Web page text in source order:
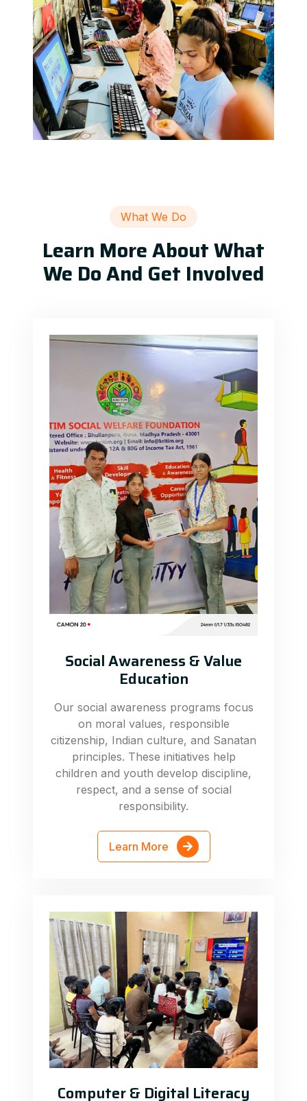
What We Do
Learn More About What
We Do And Get Involved
Social Awareness & Value
Education
Our social awareness programs focus
on moral values, responsible
citizenship, Indian culture, and Sanatan
principles. These initiatives help
children and youth develop discipline,
respect, and a sense of social
responsibility.
Learn More
Computer & Digital Literacy